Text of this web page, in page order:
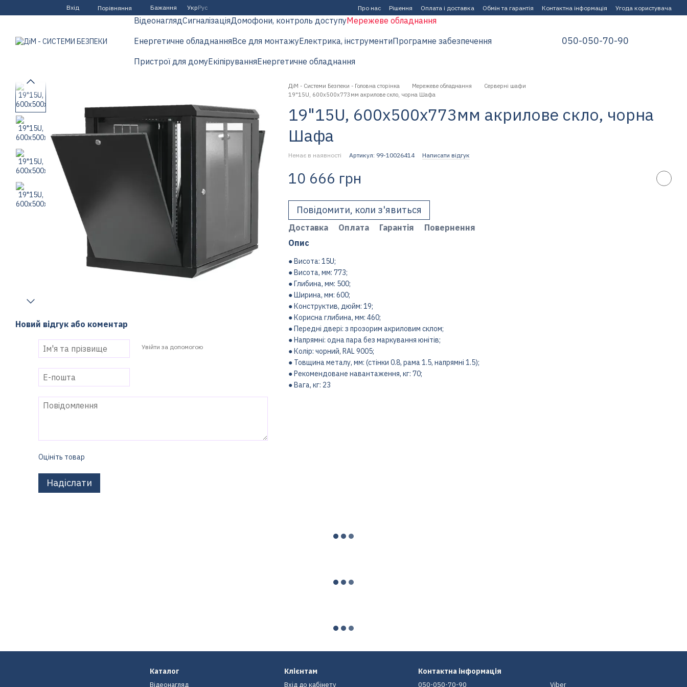
Перейти до основного контенту
Вхід Порівняння Бажання УкрРус Про нас Рішення Оплата і доставка Обмін та гарантія Контактна інформація Угода користувача
ВідеонаглядСигналізаціяДомофони, контроль доступуМережеве обладнання
Енергетичне обладнанняВсе для монтажуЕлектрика, інструментиПрограмне забезпечення
Пристрої для домуЕкіпіруванняЕнергетичне обладнання
050-050-70-90
Новий відгук або коментар
Увійти за допомогою
Оцініть товар
Надіслати
ДіМ - Системи Безпеки - Головна сторінка Мережеве обладнання
Серверні шафи
19"15U, 600x500x773мм акрилове скло, чорна Шафа
19"15U, 600x500x773мм акрилове скло, чорна
Шафа
Немає в наявності Артикул: 99-10026414 Написати відгук
10 666 грн
Повідомити, коли з'явиться
Доставка Оплата Гарантія
Повернення
Опис
● Висота: 15U;
● Висота, мм: 773;
● Глибина, мм: 500;
● Ширина, мм: 600;
● Конструктив, дюйм: 19;
● Корисна глибина, мм: 460;
● Передні двері: з прозорим акриловим склом;
● Напрямні: одна пара без маркування юнітів;
● Колір: чорний, RAL 9005;
● Товщина металу, мм: (стінки 0.8, рама 1.5, напрямні 1.5);
● Рекомендоване навантаження, кг: 70;
● Вага, кг: 23
Каталог
Відеонагляд
Клієнтам
Вхід до кабінету
Контактна інформація
050-050-70-90 Viber